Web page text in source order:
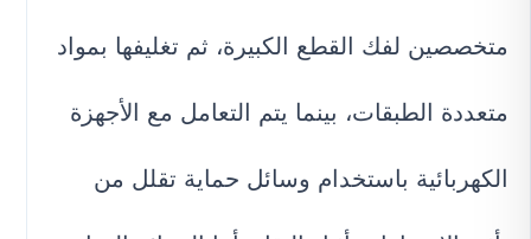
متخصصين لفك القطع الكبيرة، ثم تغليفها بمواد
متعددة الطبقات، بينما يتم التعامل مع الأجهزة
الكهربائية باستخدام وسائل حماية تقلل من